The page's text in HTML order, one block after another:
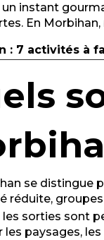
instant
En
: 7 activités à
se distingue
réduite,
les sorties sont
les paysages,